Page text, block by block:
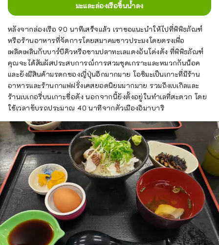
มะและล่องเรือขึ้นน้ำลง
หลังจากล่องเรือ 90 นาทีเสร็จแล้ว เราขอแนะนำให้ไปที่พิพิธภัณฑ์
หรือร้านอาหารที่จัดการโดยสมาคมชาวประมงโดยตรงเพื่อ
เพลิดเพลินกับบาร์บีคิวหรือชามปลาทะเลแดงอันโด่งดัง ที่พิพิธภัณฑ์
คุณจะได้สัมผัสประสบการณ์การสวมชุดเกราะและหมวกกันน็อค
และยังมีสินค้ามรดกของญี่ปุ่นอีกมากมาย โอชิมะเป็นเกาะที่มีร้าน
อาหารและร้านกาแฟฝรั่งเศสยอดนิยมมากมาย รวมถึงเบเกิลและ
ร้านเบเกอรี่บนเกาะชื่อดัง นอกจากนี้ยังตั้งอยู่ในทำเลที่สะดวก โดย
ใช้เวลาขับรถประมาณ 40 นาทีจากตัวเมืองอิมาบาริ